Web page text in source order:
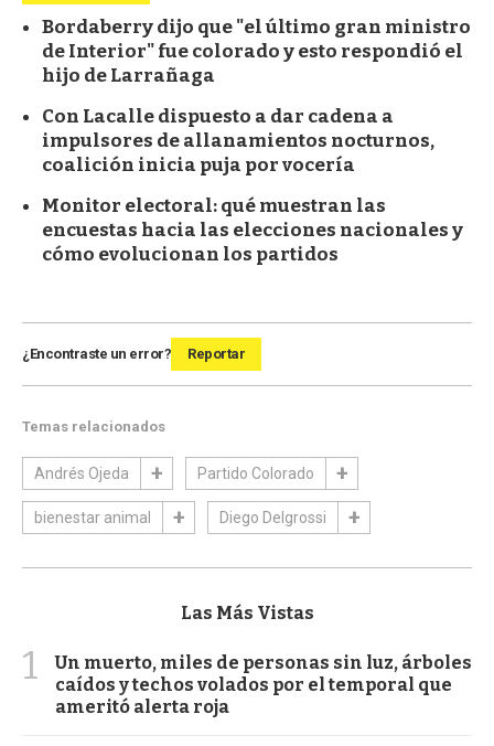
Bordaberry dijo que "el último gran ministro
de Interior" fue colorado y esto respondió el
hijo de Larrañaga
Con Lacalle dispuesto a dar cadena a
impulsores de allanamientos nocturnos,
coalición inicia puja por vocería
Monitor electoral: qué muestran las
encuestas hacia las elecciones nacionales y
cómo evolucionan los partidos
¿Encontraste un error? Reportar
Temas relacionados
Andrés Ojeda Partido Colorado
bienestar animal Diego Delgrossi
Las Más Vistas
1
Un muerto, miles de personas sin luz, árboles
caídos y techos volados por el temporal que
ameritó alerta roja